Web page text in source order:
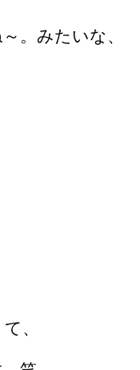
。みたいな、
、